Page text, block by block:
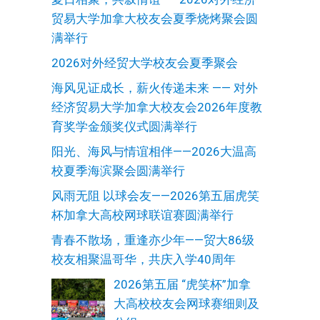
贸易大学加拿大校友会夏季烧烤聚会圆
满举行
2026对外经贸大学校友会夏季聚会
海风见证成长，薪火传递未来 —— 对外
经济贸易大学加拿大校友会2026年度教
育奖学金颁奖仪式圆满举行
阳光、海风与情谊相伴——2026大温高
校夏季海滨聚会圆满举行
风雨无阻 以球会友——2026第五届虎笑
杯加拿大高校网球联谊赛圆满举行
青春不散场，重逢亦少年——贸大86级
校友相聚温哥华，共庆入学40周年
2026第五届 “虎笑杯”加拿
大高校校友会网球赛细则及